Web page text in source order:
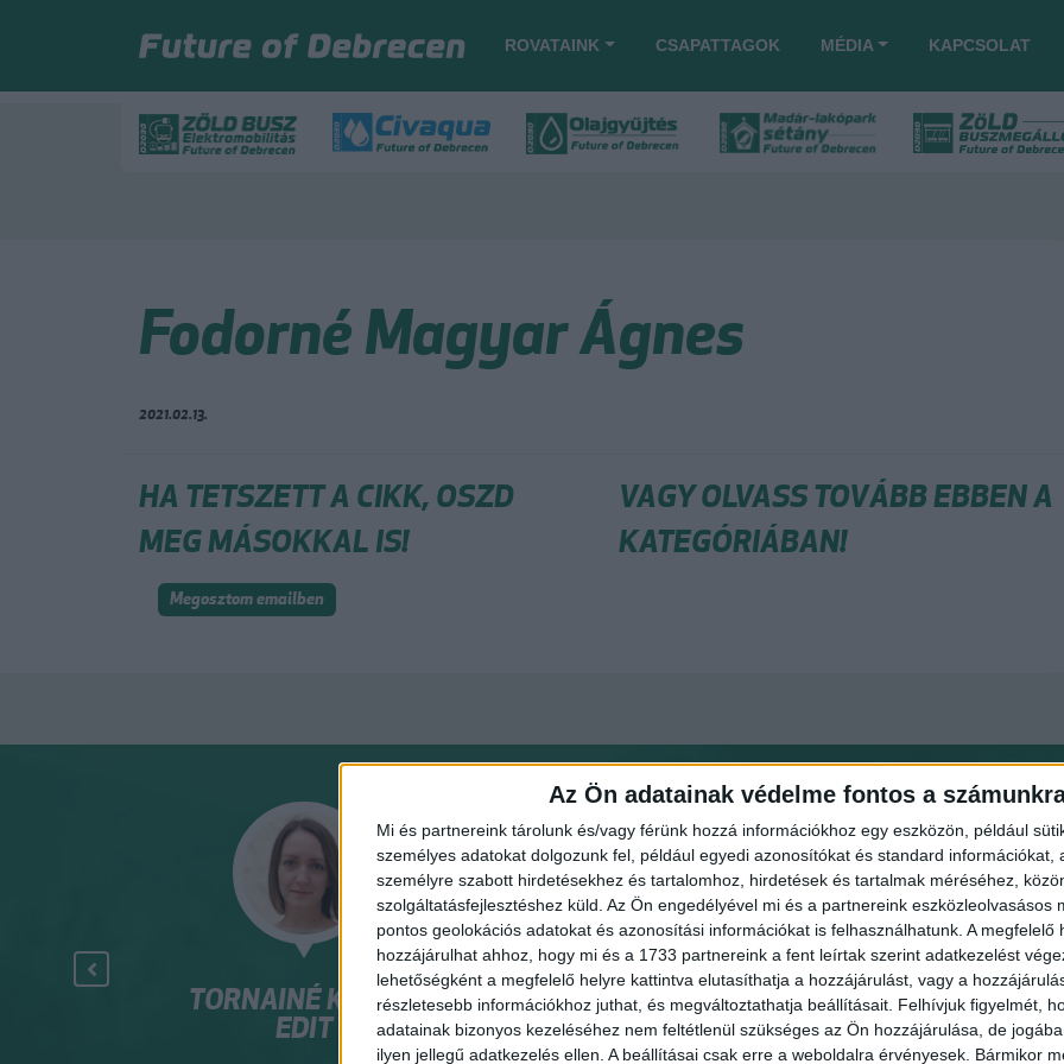
Az Ön adatainak védelme fontos a
Mi és partnereink tárolunk és/vagy férünk hozzá információkhoz egy eszközön, például
személyes adatokat dolgozunk fel, például egyedi azonosítókat és standard információkat,
személyre szabott hirdetésekhez és tartalomhoz, hirdetések és tartalmak méréséhez,
szolgáltatásfejlesztéshez küld. Az Ön engedélyével mi és a partnereink eszközleolvasásos
pontos geolokációs adatokat és azonosítási információkat is felhasználhatunk. A megfelelő
hozzájárulhat ahhoz, hogy mi és a 1733 partnereink a fent leírtak szerint adatkezelést
lehetőségként a megfelelő helyre kattintva elutasíthatja a hozzájárulást, vagy a
részletesebb információkhoz juthat, és megváltoztathatja beállításait. Felhívjuk figyelmét,
adatainak bizonyos kezeléséhez nem feltétlenül szükséges az Ön hozzájárulása, de
ilyen jellegű adatkezelés ellen. A beállításai csak erre a weboldalra érvényesek. Bármikor
ROVATAINK CSAPATTAGOK MÉDIA KAPCSOLAT
Fodorné Magyar Ágnes
2021.02.13.
HA TETSZETT A CIKK, OSZD
MEG MÁSOKKAL IS!
Megosztom emailben
VAGY OLVASS TOVÁBB EBBEN A
KATEGÓRIÁBAN!
TORNAINÉ KICSÁK
EDIT
NAGY PÉTER ZOLTÁN GÉBER JÁNOS
geográfus,